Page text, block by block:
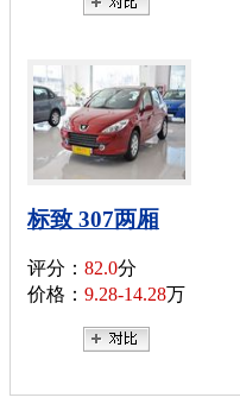
标致 307两厢
评分： 82.0分
价格： 9.28-14.28万